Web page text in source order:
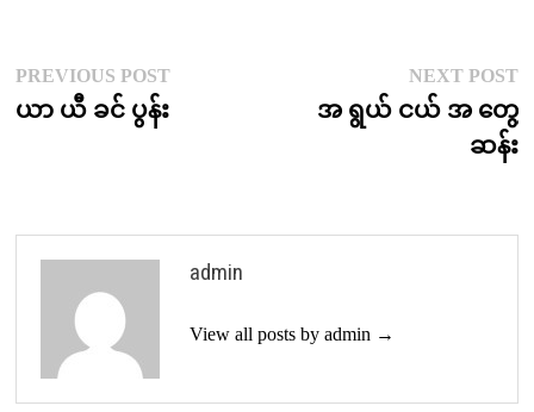
Post
navigation
PREVIOUS POSTPrevious
post:
ယာ ယီ ခင် ပွန်း
NEXT POST
အ ရွယ် ငယ် အ တွေ့
ဆန်း
admin
View all posts by admin →